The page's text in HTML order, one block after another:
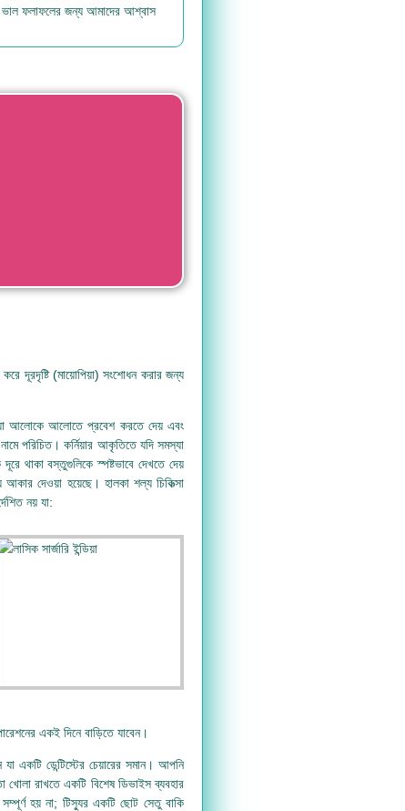
ভাল ফলাফলের জন্য আমাদের আশ্বাস
দূরদৃষ্টি (মায়োপিয়া) সংশোধন করার জন্য
আলোকে আলোতে প্রবেশ করতে দেয় এবং
পরিচিত। কর্নিয়ার আকৃতিতে যদি সমস্যা
থাকা বস্তুগুলিকে স্পষ্টভাবে দেখতে দেয়
দেওয়া হয়েছে। হালকা শল্য চিকিত্সা
নয় যা:
একই দিনে বাড়িতে যাবেন।
একটি ডেন্টিস্টের চেয়ারের সমান। আপনি
রাখতে একটি বিশেষ ডিভাইস ব্যবহার
হয় না; টিস্যুর একটি ছোট সেতু বাকি